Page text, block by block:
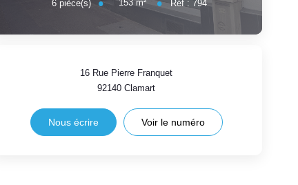
6 pièce(s) 153 m² Réf : 794
16 Rue Pierre Franquet
92140Clamart
Nous écrire Voir le numéro